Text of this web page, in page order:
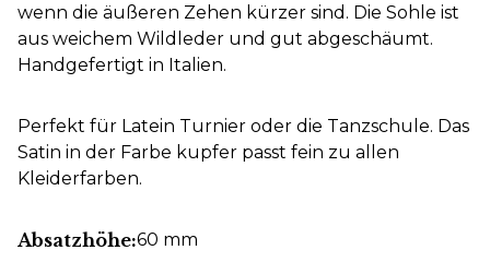
wenn die äußeren Zehen kürzer sind. Die Sohle ist
aus weichem Wildleder und gut abgeschäumt.
Handgefertigt in Italien.
Perfekt für Latein Turnier oder die Tanzschule. Das
Satin in der Farbe kupfer passt fein zu allen
Kleiderfarben.
Absatzhöhe:60 mm